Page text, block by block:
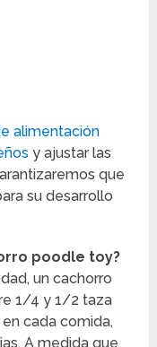
alimentación
y ajustar las
que
su desarrollo
poodle toy?
un cachorro
1/4 y 1/2 taza
cada comida,
A medida que